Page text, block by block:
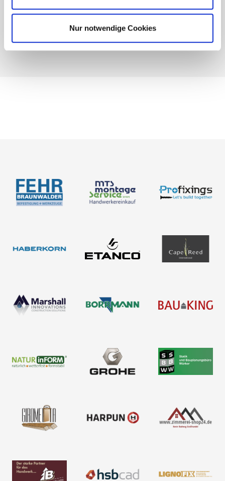
Nur notwendige Cookies